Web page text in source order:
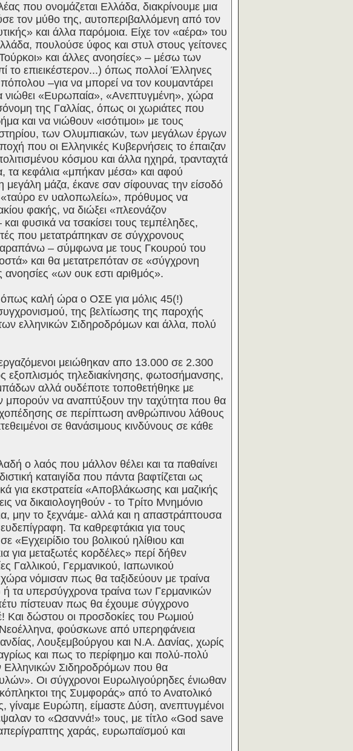
που ονομάζεται Ελλάδα, διακρίνουμε μια
τον μύθο της, αυτοπεριβαλλόμενη από τον
και άλλα παρόμοια. Είχε τον «αέρα» του
πουλούσε ύφος και στυλ στους γείτονες
και άλλες ανοησίες» – μέσω των
το επιεικέστερον...) όπως πολλοί Έλληνες
πόπολου –για να μπορεί να τον κουμαντάρει
νιώθει «Ευρωπαία», «Ανεπτυγμένη», χώρα
της Γαλλίας, όπως οι χωριάτες που
και να νιώθουν «ισότιμοι» με τους
των Ολυμπιακών, των μεγάλων έργων
που οι Ελληνικές Κυβερνήσεις το έπαιζαν
κόσμου και άλλα ηχηρά, τρανταχτά
τα κεφάλια «μπήκαν μέσα» και αφού
μεγάλη μάζα, έκανε σαν σίφουνας την είσοδό
«ταύρο εν υαλοπωλείω», πρόθυμος να
φακής, να διώξει «πλεονάζον
φυσικά να τσακίσει τους τεμπέληδες,
που μετατράπηκαν σε σύγχρονους
– σύμφωνα με τους Γκουρού του
και θα μετατρεπόταν σε «σύγχρονη
ανοησίες «ων ουκ εστι αριθμός».
όπως καλή ώρα ο ΟΣΕ για μόλις 45(!)
της βελτίωσης της παροχής
ελληνικών Σιδηροδρόμων και άλλα, πολύ
μειώθηκαν απο 13.000 σε 2.300
εξοπλισμός τηλεδιακίνησης, φωτοσήμανσης,
αλλά ουδέποτε τοποθετήθηκε με
μπορούν να αναπτύξουν την ταχύτητα που θα
σε περίπτωση ανθρώπινου λάθους
σε θανάσιμους κινδύνους σε κάθε
ο λαός που μάλλον θέλει και τα παθαίνει
καταιγίδα που πάντα βαφτίζεται ως
για εκστρατεία «Αποβλάκωσης και μαζικής
να δικαιολογηθούν - το Τρίτο Μνημόνιο
μην το ξεχνάμε- αλλά και η απαστράπτουσα
Τα καθρεφτάκια για τους
«Εγχειρίδιο του βολικού ηλίθιου και
για μεταξωτές κορδέλες» περί δήθεν
Γαλλικού, Γερμανικού, Ιαπωνικού
νόμισαν πως θα ταξιδεύουν με τραίνα
τα υπερσύγχρονα τραίνα των Γερμανικών
πίστευαν πως θα έχουμε σύγχρονο
δώστου οι προσδοκίες του Ρωμιού
φούσκωνε από υπερηφάνεια
Λουξεμβούργου και Ν.Α. Δανίας, χωρίς
και πως το περίφημο και πολύ-πολύ
Ελληνικών Σιδηροδρόμων που θα
Οι σύγχρονοι Ευρωλιγούρηδες ένιωθαν
της Συμφοράς» από το Ανατολικό
γίναμε Ευρώπη, είμαστε Δύση, ανεπτυγμένοι
το «Ωσαννά!» τους, με τίτλο «God save
χαράς, ευρωπαϊσμού και